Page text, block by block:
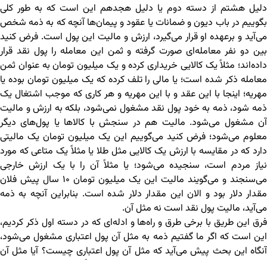
دلیل هشتم از دسته دوم یا دلیل هجدهم این است که به طور کلی
بگوییم در باب دیون و ضمانات یا عقود و پیمان‌ها آنچه که به ذمه شخص
می‌آید و برعهده او قرار می‌گیرد، ارزش و مالیت این پول است. فرض کنید
بین دو نفر معامله‌ای صورت گرفته و ثمن این معامله را پول نقد قرار
داده‌اند؛ مثلاً یک کالایی خریداری کرده و یک میلیون تومان به عنوان ثمن
معامله ذکر شده است؛ یا مالی را تلف کرده که یک میلیون تومان بوده یا
مهریه؛ اینجا با این عقد و با این مهریه و هر کاری که موجب اشتغال یک
ذمه شود، ذمه به خود پول نقد مشغول نمی‌شود، بلکه به ارزش و مالیت
آن مشغول می‌شود. مالیت هم در سنجش با کالاها یا پول‌های دیگر
معلوم می‌شود؛ فرض کنید می‌گوییم این یک میلیون تومان یک مالیتی
دارد که در مقایسه با ارزش یک کالایی مثل طلا یا مثلاً یک متاعی که مورد
نیاز مردم است، سنجیده می‌شود؛ یا مثلاً آن را با یک ارزش خارجی
می‌سنجند و می‌گویند مالیت این یک میلیون تومان ۱۰ سال پیش فلان
مقدار دلار بود و الان این مقدار دلار شده است. بنابراین آنچه به ذمه
می‌آید، مالیت پول نقد است نه مثل آن.
فرق این طریق با برخی طرق و راه‌ها و ادله‌ای که در دسته اول ذکر کردیم،
این است که اگر ما گفتیم ذمه به مثل آن پول اعتباری مشغول می‌شود،
آنگاه این بحث پیش می‌آید که مثل آن پول اعتباری چیست؟ آیا مثل آن